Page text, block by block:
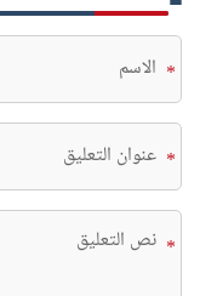
*
*
*